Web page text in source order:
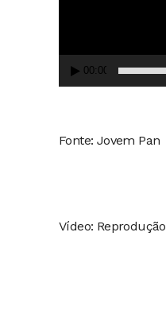
00:00
Fonte: Jovem Pan
Vídeo: Reprodução